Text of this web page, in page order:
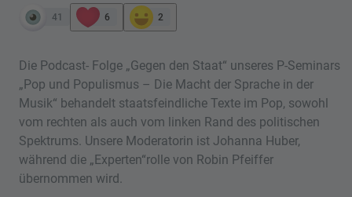
41 6 2
Die Podcast- Folge „Gegen den Staat“ unseres P-Seminars
„Pop und Populismus – Die Macht der Sprache in der
Musik“ behandelt staatsfeindliche Texte im Pop, sowohl
vom rechten als auch vom linken Rand des politischen
Spektrums. Unsere Moderatorin ist Johanna Huber,
während die „Experten“rolle von Robin Pfeiffer
übernommen wird.